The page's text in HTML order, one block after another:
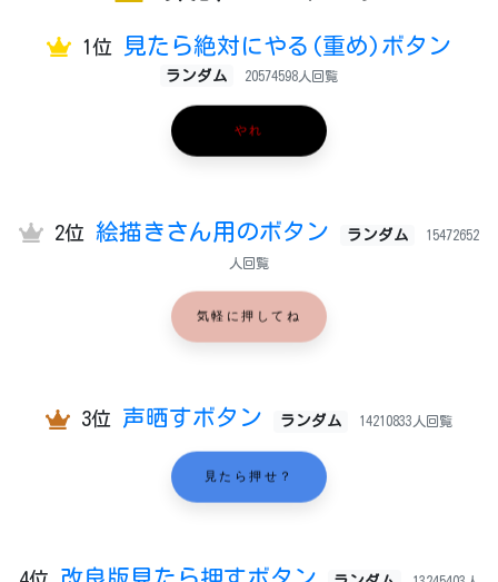
1位 見たら絶対にやる(重め)ボタン
ランダム 20574598人回覧
やれ
2位 絵描きさん用のボタン ランダム 15472652
人回覧
気軽に押してね
3位 声晒すボタン ランダム 14210833人回覧
見たら押せ？
改良版見たら押すボタン